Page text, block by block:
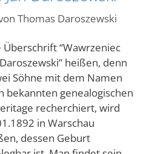
Thomas Daroszewski
“Wawrzeniec
heißen, denn
Söhne mit dem Namen
bekannten genealogischen
recherchiert, wird
in Warschau
dessen Geburt